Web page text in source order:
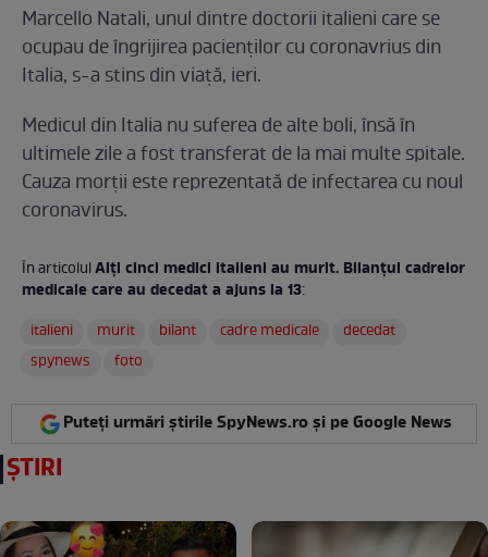
Marcello Natali, unul dintre doctorii italieni care se
ocupau de îngrijirea pacienților cu coronavrius din
Italia, s-a stins din viață, ieri.
Medicul din Italia nu suferea de alte boli, însă în
ultimele zile a fost transferat de la mai multe spitale.
Cauza morții este reprezentată de infectarea cu noul
coronavirus.
În articolulAlți cinci medici italieni au murit. Bilanțul cadrelor
medicale care au decedat a ajuns la 13:
italieni
murit bilant cadre medicale
decedat
spynews
foto
Puteți urmări știrile SpyNews.ro și pe Google News
ȘTIRI